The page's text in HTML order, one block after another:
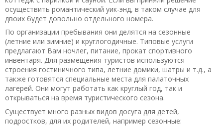
осуществить романтический уик-энд, в таком случае для
двоих будет довольно отдельного номера.
По организации пребывания они делятся на сезонные
(летние или зимние) и круглогодичные. Типовые услуги
предлагают Вам ночлег, питание, прокат спортивного
инвентаря. Для размещения туристов используются
строения гостиничного типа, летние домики, шатры и т.д., а
также готовятся специальные места для палаточных
лагерей. Они могут работать как круглый год, так и
открываться на время туристического сезона.
Существует много разных видов досуга для детей,
подростков, для их родителей, например сезонные: